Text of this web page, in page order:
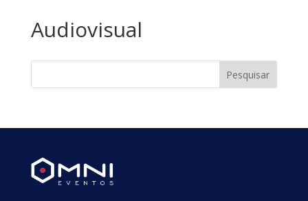
Audiovisual